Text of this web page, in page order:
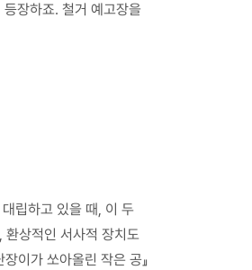
등장하죠. 철거 예고장을
립하고 있을 때, 이 두
환상적인 서사적 장치도
이가 쏘아올린 작은 공』